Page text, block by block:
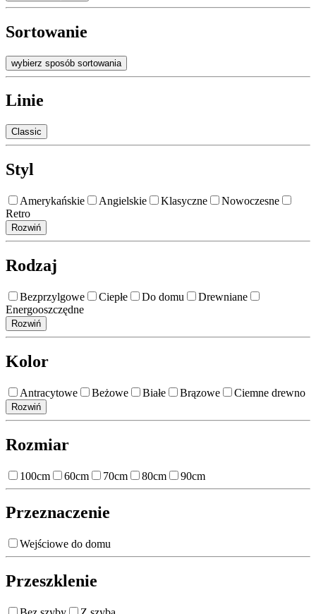
Sortowanie
wybierz sposób sortowania
Linie
Classic
Styl
Amerykańskie Angielskie Klasyczne
Nowoczesne
Retro
Rozwiń
Rodzaj
Bezprzylgowe Ciepłe Do domu
Drewniane
Energooszczędne
Rozwiń
Kolor
Antracytowe Beżowe Białe Brązowe Ciemne drewno
Rozwiń
Rozmiar
100cm 60cm 70cm 80cm 90cm
Przeznaczenie
Wejściowe do domu
Przeszklenie